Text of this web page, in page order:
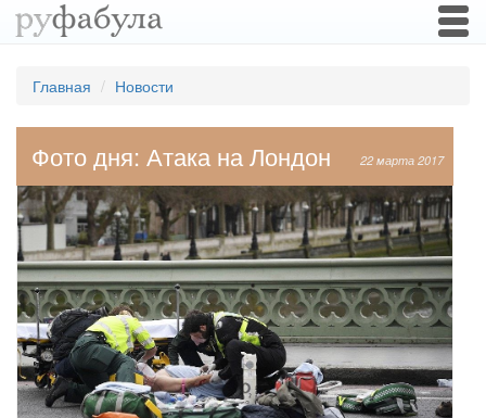
Главная Новости
22 марта 2017
Фото дня: Атака на Лондон